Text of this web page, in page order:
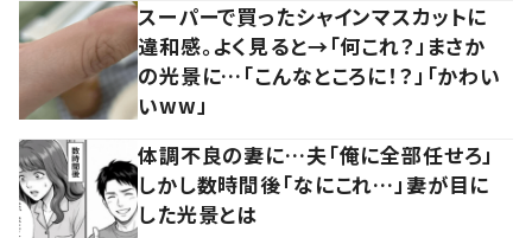
スーパーで買ったシャインマスカットに
違和感。よく見ると→「何これ？」まさか
の光景に…「こんなところに！？」「かわい
いww」
体調不良の妻に…夫「俺に全部任せろ」
しかし数時間後「なにこれ…」妻が目に
した光景とは